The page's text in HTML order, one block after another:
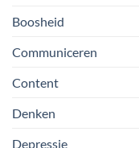
Boosheid
Communiceren
Content
Denken
Depressie